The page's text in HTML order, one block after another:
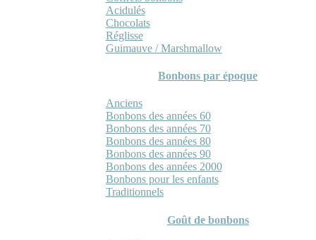
Acidulés
Chocolats
Réglisse
Guimauve / Marshmallow
Bonbons par époque
Anciens
Bonbons des années 60
Bonbons des années 70
Bonbons des années 80
Bonbons des années 90
Bonbons des années 2000
Bonbons pour les enfants
Traditionnels
Goût de bonbons